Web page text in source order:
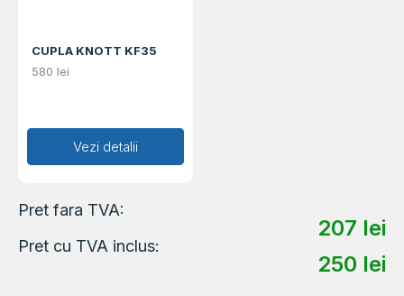
CUPLA KNOTT KF35
580 lei
Adaugă în coș
Vezi detalii
Pret fara TVA:
207 lei
Pret cu TVA inclus:
250 lei